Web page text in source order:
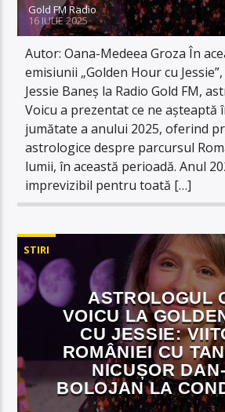
Gold FM Radio
16 IULIE 2025
Autor: Oana-Medeea Groza În
emisiunii „Golden Hour cu
Jessie Baneș la Radio Gold FM,
Voicu a prezentat ce ne așteaptă
jumătate a anului 2025, oferind
astrologice despre parcursul
lumii, în această perioadă. Anul
imprevizibil pentru toată […]
STIRI
ASTROLOGUL
VOICU LA
CU JESSIE:
ROMÂNIEI CU
NICUȘOR
BOLOJAN LA